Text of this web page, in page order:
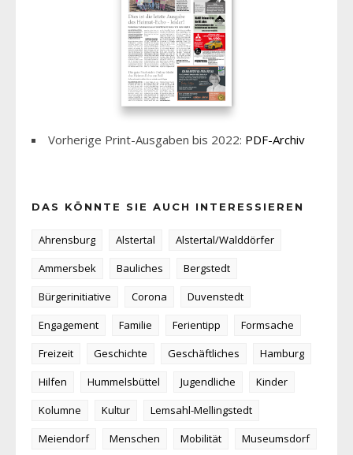
Vorherige Print-Ausgaben bis 2022: PDF-Archiv
DAS KÖNNTE SIE AUCH INTERESSIEREN
Ahrensburg Alstertal
Alstertal/Walddörfer
Ammersbek
Bauliches
Bergstedt
Bürgerinitiative
Corona
Duvenstedt
Engagement
Familie Ferientipp
Formsache
Freizeit
Geschichte Geschäftliches
Hamburg
Hilfen
Hummelsbüttel Jugendliche
Kinder
Kolumne
Kultur
Lemsahl-Mellingstedt
Meiendorf
Menschen Mobilität
Museumsdorf